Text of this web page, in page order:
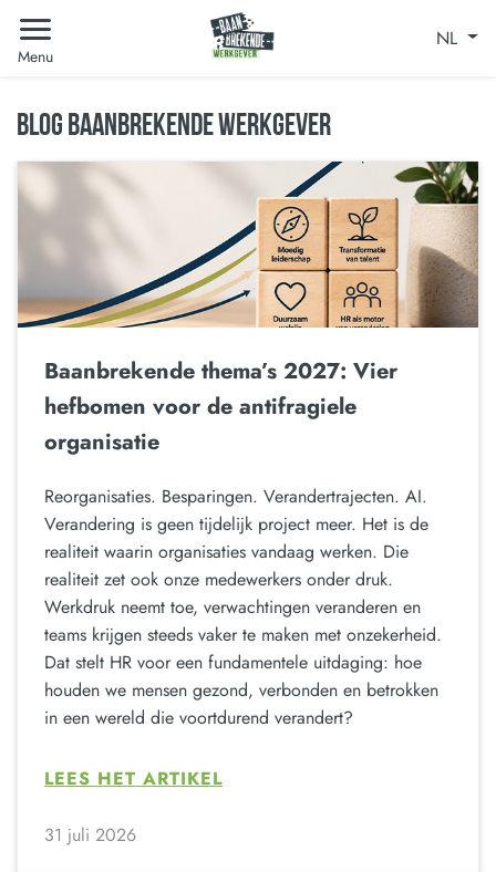
Menu
NL
BLOG BAANBREKENDE WERKGEVER
Baanbrekende thema’s 2027: Vier
hefbomen voor de antifragiele
organisatie
Reorganisaties. Besparingen. Verandertrajecten. AI.
Verandering is geen tijdelijk project meer. Het is de
realiteit waarin organisaties vandaag werken. Die
realiteit zet ook onze medewerkers onder druk.
Werkdruk neemt toe, verwachtingen veranderen en
teams krijgen steeds vaker te maken met onzekerheid.
Dat stelt HR voor een fundamentele uitdaging: hoe
houden we mensen gezond, verbonden en betrokken
in een wereld die voortdurend verandert?
LEES HET ARTIKEL
31 juli 2026